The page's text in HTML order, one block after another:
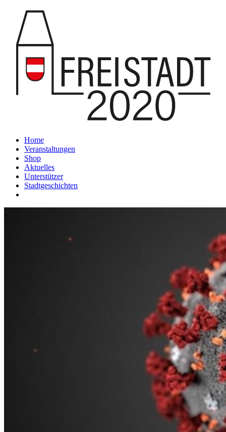
Home
Veranstaltungen
Shop
Aktuelles
Unterstützer
Stadtgeschichten